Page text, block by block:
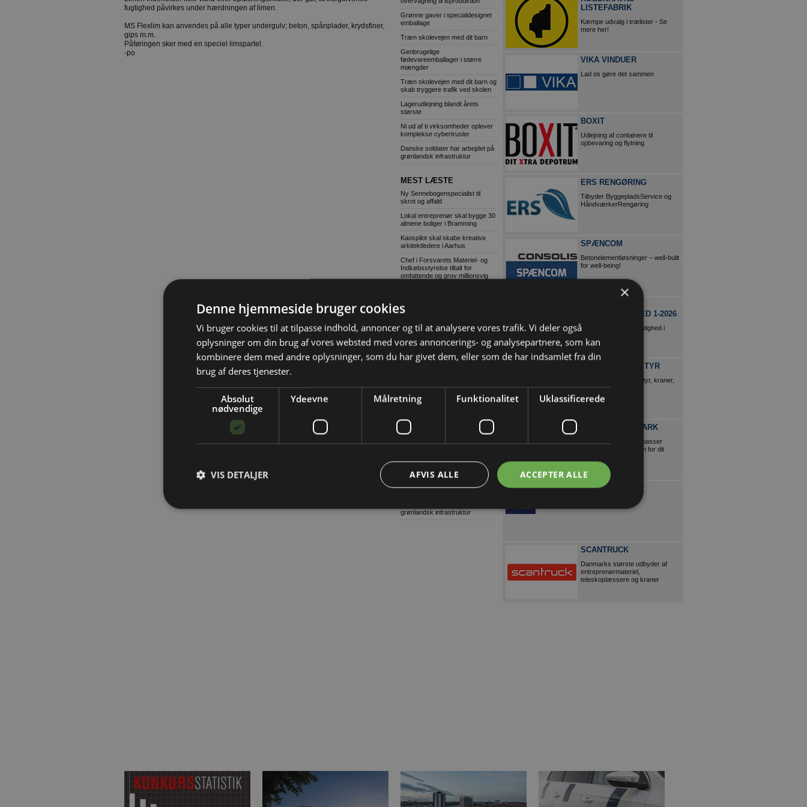
fugtighed påvirkes under hærdningen af limen.
MS Flexlim kan anvendes på alle typer undergulv; beton, spånplader, krydsfiner,
gips m.m.
Påføringen sker med en speciel limspartel.
-po
Grønne gaver i specialdesignet
emballage
Træn skolevejen med dit barn
Genbrugelige
fødevareemballager i større
mængder
Træn skolevejen med dit barn og
skab tryggere trafik ved skolen
Lagerudlejning blandt årets
største
Ni ud af ti virksomheder oplever
komplekse cybertrusler
Danske soldater har arbejdet på
grønlandsk infrastruktur
MEST LÆSTE
Ny Sennebogenspecialist til
skrot og affald
Lokal entreprenør skal bygge 30
almene boliger i Bramming
Kaospilot skal skabe kreative
arkitektledere i Aarhus
Chef i Forsvarets Materiel- og
Indkøbsstyrelse tiltalt for
omfattende og grov millionsvig
9 ud af 10: Stop links i e-mails
Dansk AI-platform dyster mod
globale giganter om pris
Tetra Pak lancerer digital
overvågning til isproduktion
Træn skolevejen med dit barn
mængder
skab tryggere trafik ved skolen
Lagerudlejning blandt årets
Ni ud af ti virksomheder oplever
komplekse cybertrusler
grønlandsk infrastruktur
LISTEFABRIK
Kæmpe udvalg i trælister - Se
mere her!
VIKA VINDUER
Lad os gøre det sammen
BOXIT
Udlejning af containere til
opbevaring og flytning
ERS RENGØRING
Tilbyder ByggepladsService og
HåndværkerRengøring
SPÆNCOM
Betonelementløsninger – well-built
for well-being!
BÆREDYGTIGHED 1-2026
Magasin om bæredygtighed i
FYNS KRAN UDSTYR
Alt i løftegrej, løfteudstyr, kraner,
faldsikring mm.
RENAULT DANMARK
Find den varebil, der passer
bedst til kravene inden for dit
LIND & RISØR
SCANTRUCK
Danmarks største udbyder af
entreprenørmateriel,
teleskoplæssere og kraner
×
Denne hjemmeside bruger cookies
Vi bruger cookies til at tilpasse indhold, annoncer og til at analysere vores trafik. Vi deler også
oplysninger om din brug af vores websted med vores annoncerings- og analysepartnere, som kan
kombinere dem med andre oplysninger, som du har givet dem, eller som de har indsamlet fra din
brug af deres tjenester.
Absolut
nødvendige
Ydeevne Målretning Funktionalitet Uklassificerede
ACCEPTER ALLE
AFVIS ALLE
VIS DETALJER